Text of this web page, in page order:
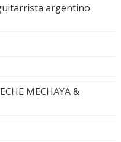
argentino
MECHAYA &